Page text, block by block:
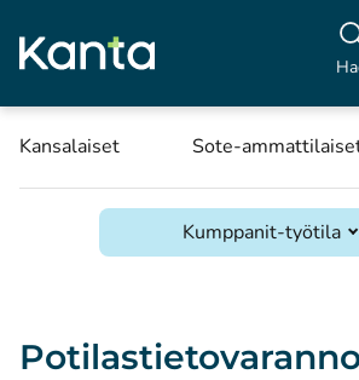
Kansalaiset Sote-
Kumppanit-työtila